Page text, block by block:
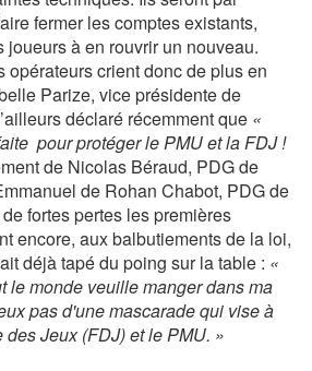
fermer les comptes existants,
à en rouvrir un nouveau.
opérateurs crient donc de plus en
Parize, vice présidente de
déclaré récemment que «
pour protéger le PMU et la FDJ !
de Nicolas Béraud, PDG de
de Rohan Chabot, PDG de
fortes pertes les premières
encore, aux balbutiements de la loi,
déjà tapé du poing sur la table : «
le monde veuille manger dans ma
pas d'une mascarade qui vise à
Jeux (FDJ) et le PMU. »